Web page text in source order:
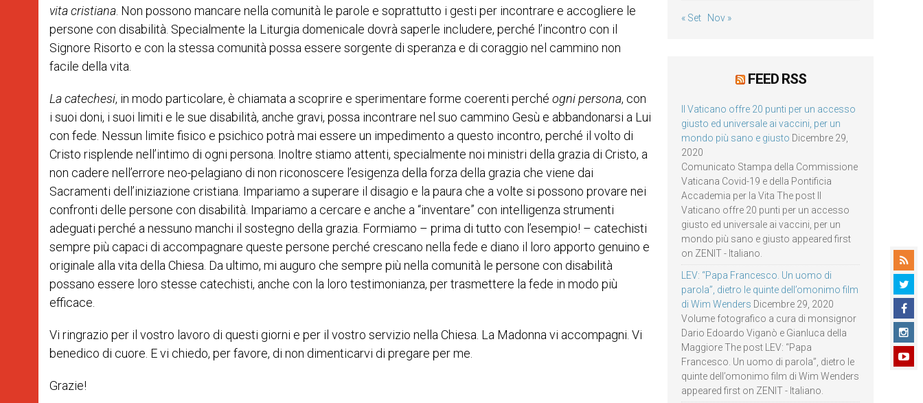
vita cristiana . Non possono mancare nella comunità le parole e soprattutto i gesti per incontrare e accogliere le
persone con disabilità. Specialmente la Liturgia domenicale dovrà saperle includere, perché l’incontro con il
Signore Risorto e con la stessa comunità possa essere sorgente di speranza e di coraggio nel cammino non
facile della vita.
La catechesi, in modo particolare, è chiamata a scoprire e sperimentare forme coerenti perché ogni persona, con
i suoi doni, i suoi limiti e le sue disabilità, anche gravi, possa incontrare nel suo cammino Gesù e abbandonarsi a Lui
con fede. Nessun limite fisico e psichico potrà mai essere un impedimento a questo incontro, perché il volto di
Cristo risplende nell’intimo di ogni persona. Inoltre stiamo attenti, specialmente noi ministri della grazia di Cristo, a
non cadere nell’errore neo-pelagiano di non riconoscere l’esigenza della forza della grazia che viene dai
Sacramenti dell’iniziazione cristiana. Impariamo a superare il disagio e la paura che a volte si possono provare nei
confronti delle persone con disabilità. Impariamo a cercare e anche a “inventare” con intelligenza strumenti
adeguati perché a nessuno manchi il sostegno della grazia. Formiamo – prima di tutto con l’esempio! – catechisti
sempre più capaci di accompagnare queste persone perché crescano nella fede e diano il loro apporto genuino e
originale alla vita della Chiesa. Da ultimo, mi auguro che sempre più nella comunità le persone con disabilità
possano essere loro stesse catechisti, anche con la loro testimonianza, per trasmettere la fede in modo più
efficace.
Vi ringrazio per il vostro lavoro di questi giorni e per il vostro servizio nella Chiesa. La Madonna vi accompagni. Vi
benedico di cuore. E vi chiedo, per favore, di non dimenticarvi di pregare per me.
Grazie!
« Set Nov »
FEED RSS
Il Vaticano offre 20 punti per un accesso
giusto ed universale ai vaccini, per un
mondo più sano e giusto Dicembre 29,
2020
Comunicato Stampa della Commissione
Vaticana Covid-19 e della Pontificia
Accademia per la Vita The post Il
Vaticano offre 20 punti per un accesso
giusto ed universale ai vaccini, per un
mondo più sano e giusto appeared first
on ZENIT - Italiano.
LEV: “Papa Francesco. Un uomo di
parola”, dietro le quinte dell’omonimo film
di Wim Wenders Dicembre 29, 2020
Volume fotografico a cura di monsignor
Dario Edoardo Viganò e Gianluca della
Maggiore The post LEV: “Papa
Francesco. Un uomo di parola”, dietro le
quinte dell’omonimo film di Wim Wenders
appeared first on ZENIT - Italiano.